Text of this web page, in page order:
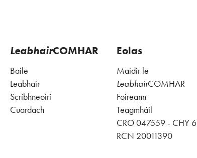
LeabhairCOMHAR
Baile
Leabhair
Scríbhneoirí
Cuardach
Eolas
Maidir le
LeabhairCOMHAR
Foireann
Teagmháil
CRO 047559 - CHY
RCN 20011390